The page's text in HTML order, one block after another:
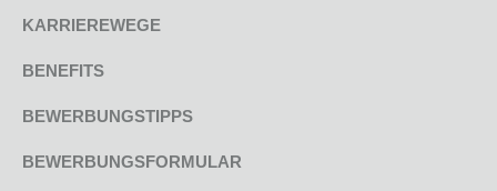
KARRIEREWEGE
BENEFITS
BEWERBUNGSTIPPS
BEWERBUNGSFORMULAR